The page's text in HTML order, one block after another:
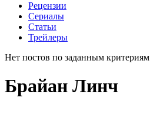
Рецензии
Сериалы
Статьи
Трейлеры
Нет постов по заданным критериям
Брайан Линч